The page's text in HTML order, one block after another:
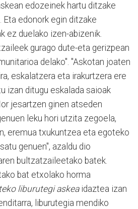
edozeinek hartu ditzake
Eta edonork egin ditzake
ez duelako izen-abizenik.
gurago dute-eta gerizpean
delako". "Askotan joaten
eskalatzera eta irakurtzera ere
izan ditugu eskalada saioak
jesartzen ginen atseden
leku hori utzita zegoela,
eremua txukuntzea eta egoteko
genuen", azaldu dio
bultzatzaileetako batek.
bat etxolako horma
liburutegi askeaidaztea izan
liburutegia mendiko